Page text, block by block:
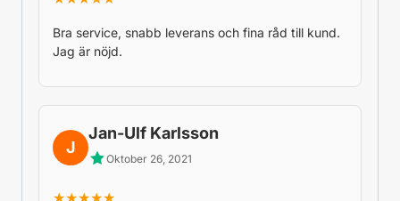
Bra service, snabb leverans och fina råd till kund.
Jag är nöjd.
J
Jan-Ulf Karlsson
Oktober 26, 2021